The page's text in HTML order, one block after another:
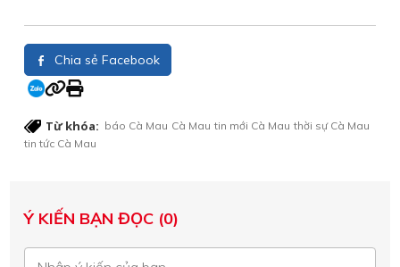
Chia sẻ Facebook
Từ khóa: báo Cà Mau Cà Mau tin mới Cà Mau thời sự Cà Mau
tin tức Cà Mau
Ý KIẾN BẠN ĐỌC (0)